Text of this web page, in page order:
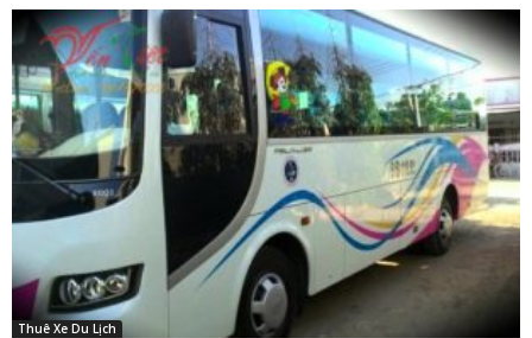
Thuê Xe Du Lịch